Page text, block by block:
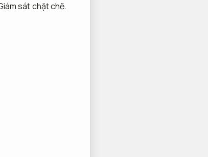
sát chặt chẽ.